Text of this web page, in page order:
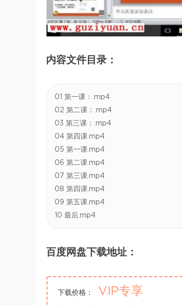
内容文件目录：
01 第一课：.mp4
02 第二课：.mp4
03 第三课：.mp4
04 第四课.mp4
05 第一课.mp4
06 第二课.mp4
07 第三课.mp4
08 第四课.mp4
09 第五课.mp4
10 最后.mp4
百度网盘下载地址：
下载价格： VIP专享